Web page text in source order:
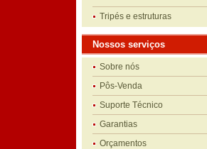
Tripés e estruturas
Nossos serviços
Sobre nós
Pôs-Venda
Suporte Técnico
Garantias
Orçamentos